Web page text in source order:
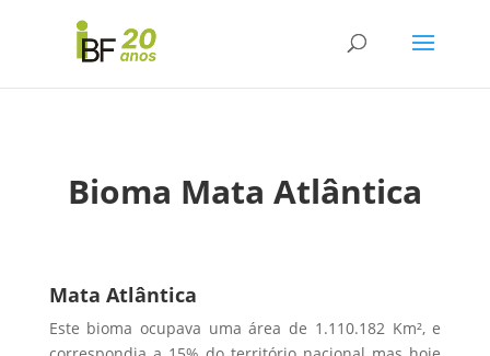
Bioma Mata Atlântica
Mata Atlântica
Este bioma ocupava uma área de 1.110.182 Km², e